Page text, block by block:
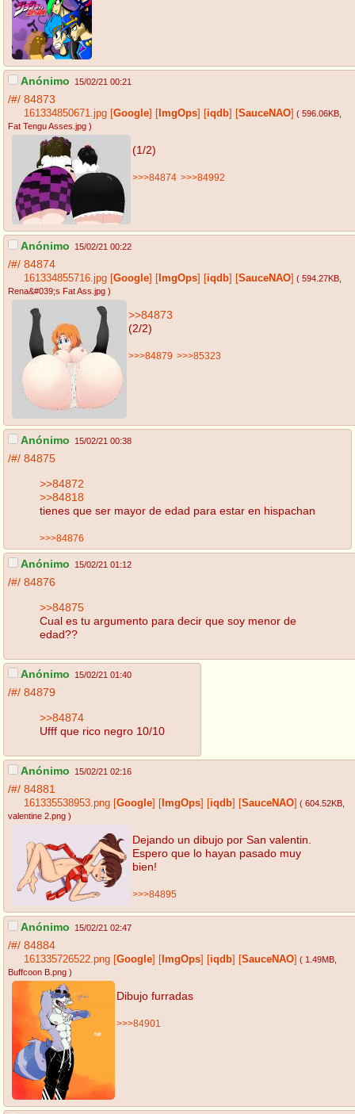
Anónimo 15/02/21 00:21
/#/ 84873
161334850671.jpg Google ImgOps iqdb SauceNAO ( 596.06KB
Fat Tengu Asses.jpg )
(1/2)
>>>84874 >>>84992
Anónimo 15/02/21 00:22
/#/ 84874
161334855716.jpg Google ImgOps iqdb SauceNAO ( 594.27KB
Rena&#039;s Fat Ass.jpg )
>>84873
(2/2)
>>>84879 >>>85323
Anónimo 15/02/21 00:38
/#/ 84875
>>84872
>>84818
tienes que ser mayor de edad para estar en hispachan
>>>84876
Anónimo 15/02/21 01:12
/#/ 84876
>>84875
Cual es tu argumento para decir que soy menor de
edad??
Anónimo 15/02/21 01:40
/#/ 84879
>>84874
Ufff que rico negro 10/10
Anónimo 15/02/21 02:16
/#/ 84881
161335538953.png Google ImgOps iqdb SauceNAO ( 604.52KB
valentine 2.png )
Dejando un dibujo por San valentin.
Espero que lo hayan pasado muy
bien!
>>>84895
Anónimo 15/02/21 02:47
/#/ 84884
161335726522.png Google ImgOps iqdb SauceNAO ( 1.49MB
Buffcoon B.png )
Dibujo furradas
>>>84901